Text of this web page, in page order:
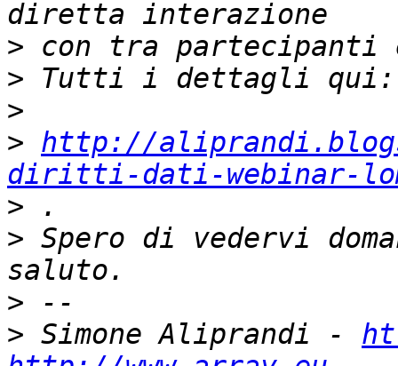
>
>
>
> http://
diritti-dati-webinar-
>
> Spero di vedervi
>
> Simone Aliprandi -